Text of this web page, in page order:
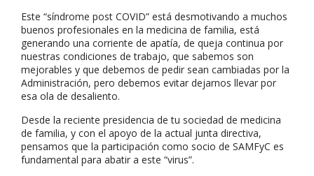
Este “síndrome post COVID” está desmotivando a muchos
buenos profesionales en la medicina de familia, está
generando una corriente de apatía, de queja continua por
nuestras condiciones de trabajo, que sabemos son
mejorables y que debemos de pedir sean cambiadas por la
Administración, pero debemos evitar dejarnos llevar por
esa ola de desaliento.
Desde la reciente presidencia de tu sociedad de medicina
de familia, y con el apoyo de la actual junta directiva,
pensamos que la participación como socio de SAMFyC es
fundamental para abatir a este “virus”.